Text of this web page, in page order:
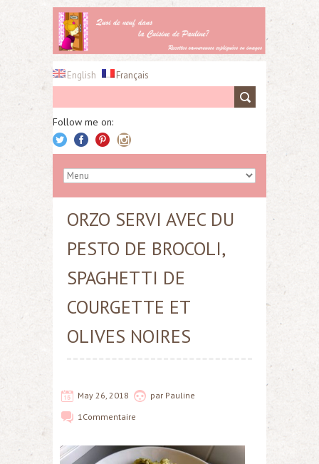
English Français
Follow me on:
ORZO SERVI AVEC DU
PESTO DE BROCOLI,
SPAGHETTI DE
COURGETTE ET
OLIVES NOIRES
May 26, 2018 par Pauline
1Commentaire